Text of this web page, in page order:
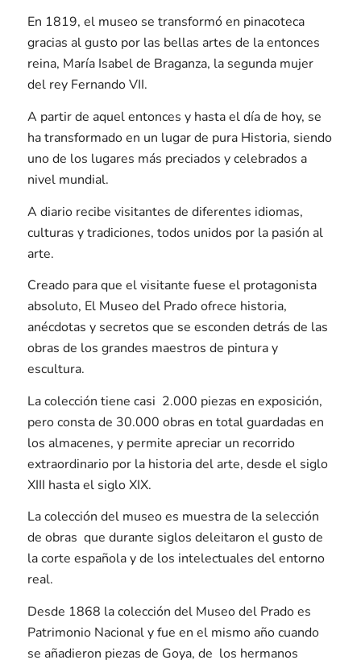
En 1819, el museo se transformó en pinacoteca
gracias al gusto por las bellas artes de la entonces
reina, María Isabel de Braganza, la segunda mujer
del rey Fernando VII.
A partir de aquel entonces y hasta el día de hoy, se
ha transformado en un lugar de pura Historia, siendo
uno de los lugares más preciados y celebrados a
nivel mundial.
A diario recibe visitantes de diferentes idiomas,
culturas y tradiciones, todos unidos por la pasión al
arte.
Creado para que el visitante fuese el protagonista
absoluto, El Museo del Prado ofrece historia,
anécdotas y secretos que se esconden detrás de las
obras de los grandes maestros de pintura y
escultura.
La colección tiene casi 2.000 piezas en exposición,
pero consta de 30.000 obras en total guardadas en
los almacenes, y permite apreciar un recorrido
extraordinario por la historia del arte, desde el siglo
XIII hasta el siglo XIX.
La colección del museo es muestra de la selección
de obras que durante siglos deleitaron el gusto de
la corte española y de los intelectuales del entorno
real.
Desde 1868 la colección del Museo del Prado es
Patrimonio Nacional y fue en el mismo año cuando
se añadieron piezas de Goya, de los hermanos